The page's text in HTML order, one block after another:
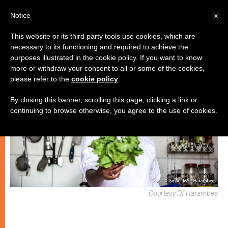
CHIESE LOCALI
Courtesy Of Harambee
x
Notice
This website or its third party tools use cookies, which are
necessary to its functioning and required to achieve the
purposes illustrated in the cookie policy. If you want to know
more or withdraw your consent to all or some of the cookies,
please refer to the cookie policy
By closing this banner, scrolling this page, clicking a link or
continuing to browse otherwise, you agree to the use of cookies.